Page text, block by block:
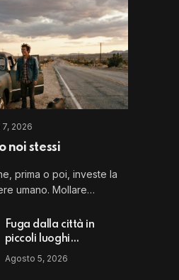
2026
noi stessi
prima o poi, investe la
umano. Mollare…
Fuga dalla città in
piccoli luoghi
straordinari: il Perbacco
di Vito Puglia
Agosto 5, 2026